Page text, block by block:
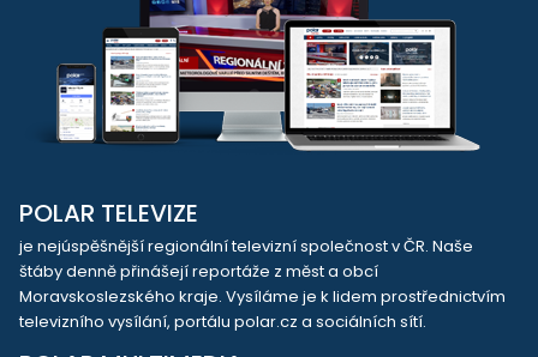
POLAR TELEVIZE
je nejúspěšnější regionální televizní společnost v ČR. Naše
štáby denně přinášejí reportáže z měst a obcí
Moravskoslezského kraje. Vysíláme je k lidem prostřednictvím
televizního vysílání, portálu polar.cz a sociálních sítí.